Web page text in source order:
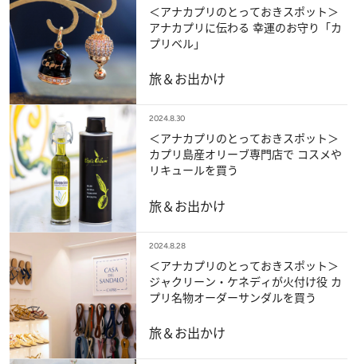
＜アナカプリのとっておきスポット＞
アナカプリに伝わる 幸運のお守り「カ
プリベル」
旅＆お出かけ
2024.8.30
＜アナカプリのとっておきスポット＞
カプリ島産オリーブ専門店で コスメや
リキュールを買う
旅＆お出かけ
2024.8.28
＜アナカプリのとっておきスポット＞
ジャクリーン・ケネディが火付け役 カ
プリ名物オーダーサンダルを買う
旅＆お出かけ